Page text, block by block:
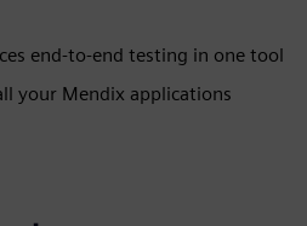
end-to-end testing in one tool
your Mendix applications